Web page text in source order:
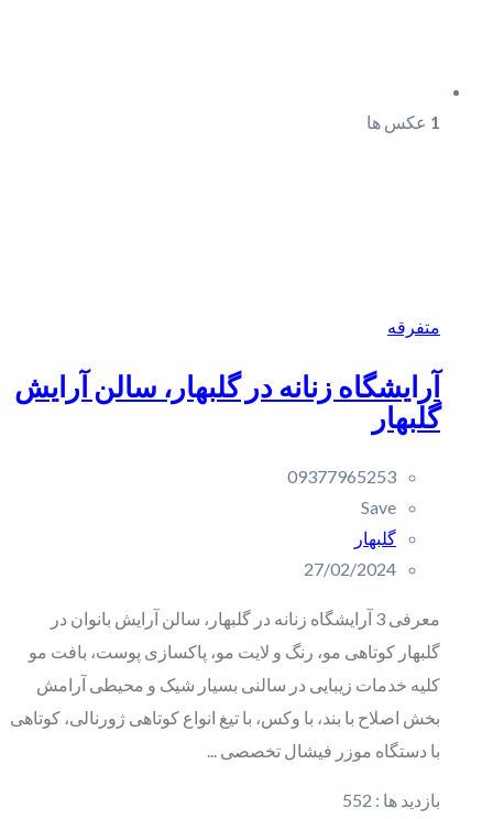
1 عکس ها
متفرقه
آرایشگاه زنانه در گلبهار، سالن آرایش
گلبهار
09377965253
Save
گلبهار
27/02/2024
معرفی 3 آرایشگاه زنانه در گلبهار، سالن آرایش بانوان در
گلبهار کوتاهی مو، رنگ و لایت مو، پاکسازی پوست، بافت مو
کلیه خدمات زیبایی در سالنی بسیار شیک و محیطی آرامش
بخش اصلاح با بند، با وکس، با تیغ انواع کوتاهی ژورنالی، کوتاهی
با دستگاه موزر فیشال تخصصی ...
بازدید ها : 552